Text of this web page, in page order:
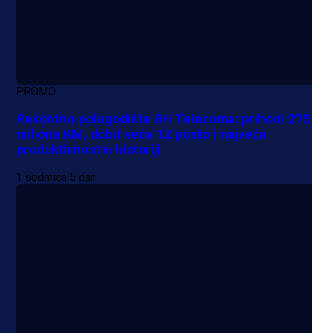
PROMO
Rekordno polugodište BH Telecoma: prihodi
miliona KM, dobit veća 12 posto i najveća
produktivnost u historiji
1 sedmica 5 dan